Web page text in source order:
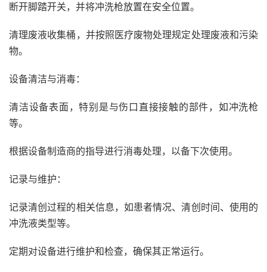
断开脚踏开关，并将冲洗枪放置在安全位置。
清理废液收集桶，并按照医疗废物处理规定处理废液和污染
物。
设备清洁与消毒：
清洁设备表面，特别是与伤口直接接触的部件，如冲洗枪
等。
根据设备制造商的指导进行消毒处理，以备下次使用。
记录与维护：
记录清创过程的相关信息，如患者情况、清创时间、使用的
冲洗液类型等。
定期对设备进行维护和检查，确保其正常运行。